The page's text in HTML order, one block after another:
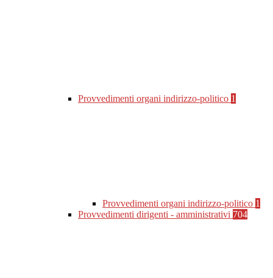
Provvedimenti organi indirizzo-politico 1
Provvedimenti organi indirizzo-politico 1
Provvedimenti dirigenti - amministrativi 704